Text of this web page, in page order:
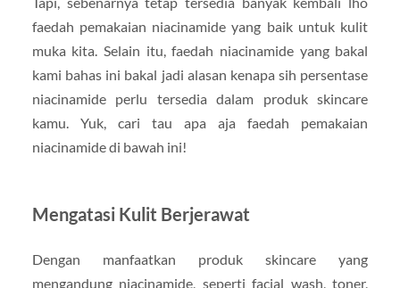
faedah pemakaian niacinamide yang baik untuk kulit
muka kita. Selain itu, faedah niacinamide yang bakal
kami bahas ini bakal jadi alasan kenapa sih persentase
niacinamide perlu tersedia dalam produk skincare
kamu. Yuk, cari tau apa aja faedah pemakaian
niacinamide di bawah ini!
Mengatasi Kulit Berjerawat
Dengan manfaatkan produk skincare yang
mengandung niacinamide, seperti facial wash, toner,